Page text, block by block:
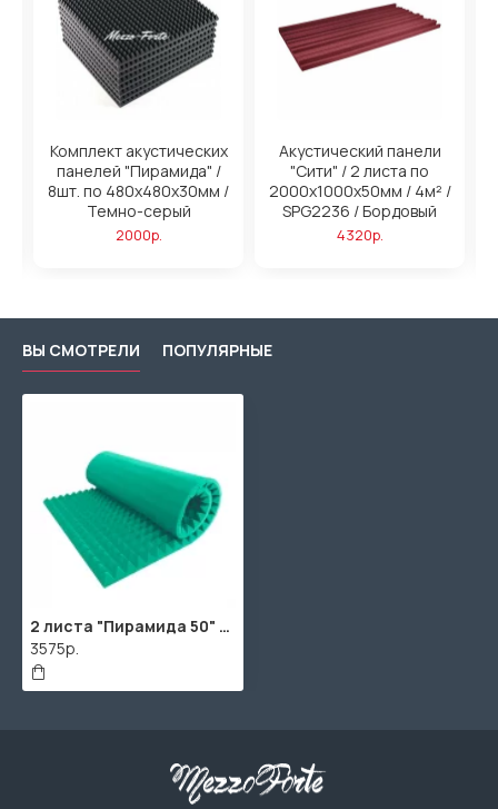
Комплект акустических
панелей "Пирамида" /
8шт. по 480x480х30мм /
Темно-серый
2000р.
Акустический панели
"Сити" / 2 листа по
2000х1000х50мм / 4м² /
SPG2236 / Бордовый
4320р.
ВЫ СМОТРЕЛИ ПОПУЛЯРНЫЕ
2 листа "Пирамида 50" / 2шт. по 1950х950х65мм / 4м² / SPG2236 / Зеленый
3575р.